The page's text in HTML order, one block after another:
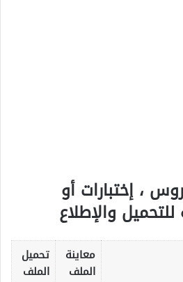
، إختبارات أو
للتحميل والإطلاع
معاينة
الملف
تحميل
الملف